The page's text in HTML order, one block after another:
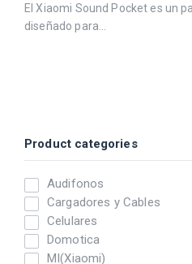
Product categories
Audifonos
Cargadores y Cables
Celulares
Domotica
MI(Xiaomi)
El Xiaomi Sound Pocket es un
diseñado para...